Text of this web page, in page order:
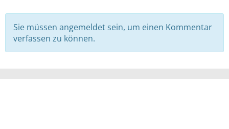
Sie müssen angemeldet sein, um einen Kommentar
verfassen zu können.